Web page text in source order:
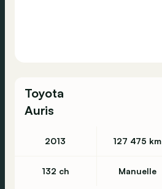
Toyota
Auris
2013 127 475 km
132 ch Manuelle